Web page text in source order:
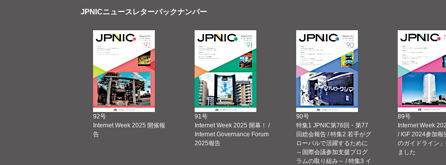
JPNICニュースレターバックナンバー
92号
Internet Week 2025 開催報
告
91号
Internet Week 2025 開幕！ /
Internet Governance Forum
2025報告
90号
特集1 JPNIC第76回・第77
回総会報告 / 特集2 若手がグ
ローバルで活躍するために
～国際会議参加支援プログ
ラムの取り組み～ / 特集3 イ
89号
Internet Week
/ IGF 2024参加報
のガイドライン
ました